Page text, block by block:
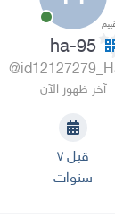
ha-95
آخر ظهور الآن
قبل ٧
سنوات